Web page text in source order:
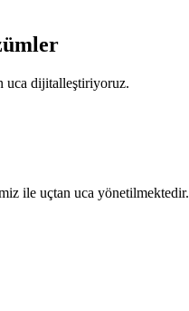
uca dijitalleştiriyoruz.
ile uçtan uca yönetilmektedir.